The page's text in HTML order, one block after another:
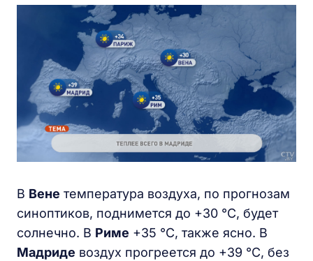
В Вене температура воздуха, по прогнозам
синоптиков, поднимется до +30 °С, будет
солнечно. В Риме +35 °С, также ясно. В
Мадриде воздух прогреется до +39 °С, без